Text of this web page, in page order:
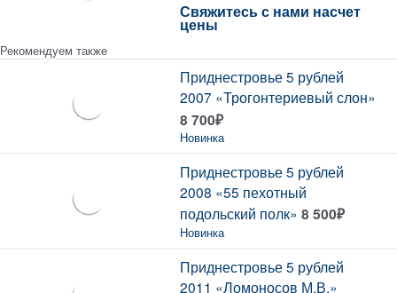
Свяжитесь с нами насчет
цены
Рекомендуем также
Приднестровье 5 рублей
2007 «Трогонтериевый слон»
8 700₽
Новинка
Приднестровье 5 рублей
2008 «55 пехотный
подольский полк» 8 500₽
Новинка
Приднестровье 5 рублей
2011 «Ломоносов М.В.»